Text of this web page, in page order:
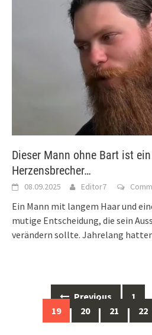
Dieser Mann ohne Bart ist
Herzensbrecher…
08.09.2025 Editor7
Ein Mann mit langem Haar und
mutige Entscheidung, die sein
verändern sollte. Jahrelang
navigation
Previous 1
19
20 21 22